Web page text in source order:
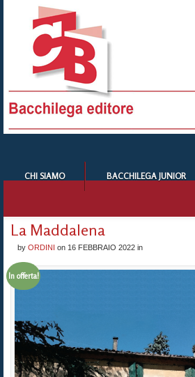
CHI SIAMO BACCHILEGA JUNIOR
La Maddalena
by ORDINI on 16 FEBBRAIO 2022 in
In offerta!